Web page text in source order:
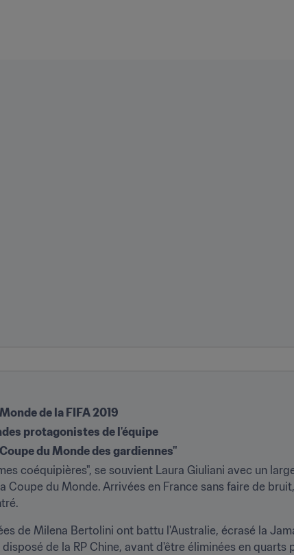
de la FIFA 2019
protagonistes de l'équipe
du Monde des gardiennes"
coéquipières", se souvient Laura Giuliani avec un
Coupe du Monde. Arrivées en France sans faire de
de Milena Bertolini ont battu l'Australie, écrasé la
de la RP Chine, avant d'être éliminées en quarts